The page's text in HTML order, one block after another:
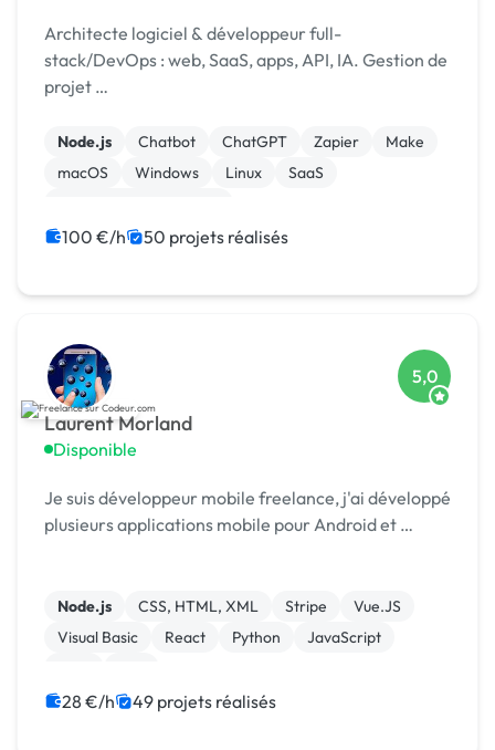
Architecte logiciel & développeur full-
stack/DevOps : web, SaaS, apps, API, IA. Gestion de
projet …
Node.js Chatbot ChatGPT Zapier
Make
macOS
Windows Linux
SaaS
100 €/h 50 projets réalisés
Laurent Morland
Disponible
5,0
Je suis développeur mobile freelance, j'ai développé
plusieurs applications mobile pour Android et …
Node.js CSS, HTML, XML Stripe
Vue.JS
Visual Basic
React Python
JavaScript
28 €/h 49 projets réalisés